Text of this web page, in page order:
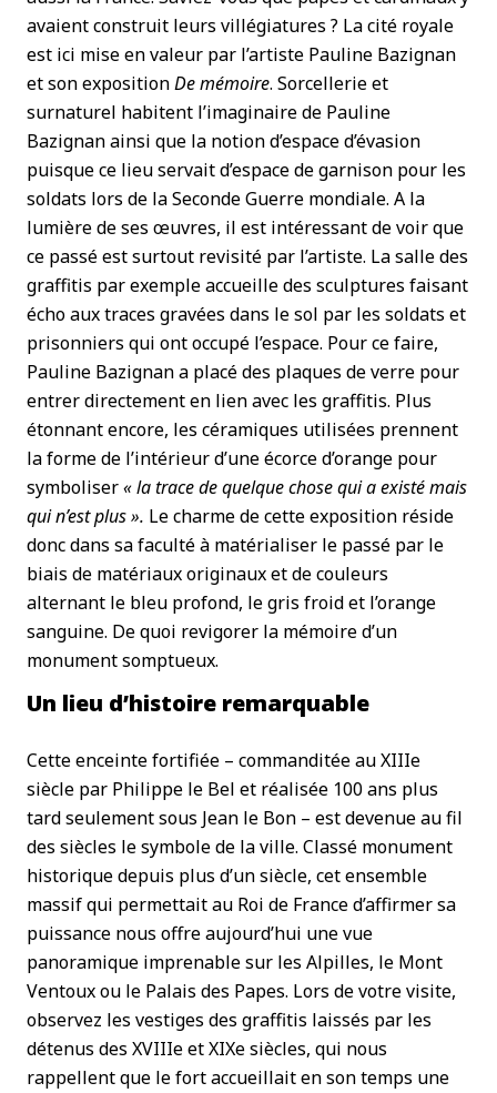
avaient construit leurs villégiatures ? La cité royale
est ici mise en valeur par l’artiste Pauline Bazignan
et son expositionDe mémoire. Sorcellerie et
surnaturel habitent l’imaginaire de Pauline
Bazignan ainsi que la notion d’espace d’évasion
puisque ce lieu servait d’espace de garnison pour les
soldats lors de la Seconde Guerre mondiale. A la
lumière de ses œuvres, il est intéressant de voir que
ce passé est surtout revisité par l’artiste. La salle des
graffitis par exemple accueille des sculptures faisant
écho aux traces gravées dans le sol par les soldats et
prisonniers qui ont occupé l’espace. Pour ce faire,
Pauline Bazignan a placé des plaques de verre pour
entrer directement en lien avec les graffitis. Plus
étonnant encore, les céramiques utilisées prennent
la forme de l’intérieur d’une écorce d’orange pour
symboliser« la trace de quelque chose qui a existé mais
qui n’est plus ». Le charme de cette exposition réside
donc dans sa faculté à matérialiser le passé par le
biais de matériaux originaux et de couleurs
alternant le bleu profond, le gris froid et l’orange
sanguine. De quoi revigorer la mémoire d’un
monument somptueux.
Un lieu d’histoire remarquable
Cette enceinte fortifiée – commanditée au XIIIe
siècle par Philippe le Bel et réalisée 100 ans plus
tard seulement sous Jean le Bon – est devenue au fil
des siècles le symbole de la ville. Classé monument
historique depuis plus d’un siècle, cet ensemble
massif qui permettait au Roi de France d’affirmer sa
puissance nous offre aujourd’hui une vue
panoramique imprenable sur les Alpilles, le Mont
Ventoux ou le Palais des Papes. Lors de votre visite,
observez les vestiges des graffitis laissés par les
détenus des XVIIIe et XIXe siècles, qui nous
rappellent que le fort accueillait en son temps une